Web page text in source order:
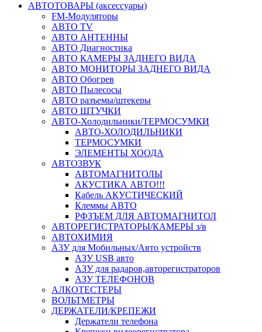
АВТОТОВАРЫ (аксессуары)
FM-Модуляторы
АВТО TV
АВТО АНТЕННЫ
АВТО Диагностика
АВТО КАМЕРЫ ЗАДНЕГО ВИДА
АВТО МОНИТОРЫ ЗАДНЕГО ВИДА
АВТО Обогрев
АВТО Пылесосы
АВТО разъемы/штекеры
АВТО ШТУЧКИ
АВТО-Холодильники/ТЕРМОСУМКИ
АВТО-ХОЛОДИЛЬНИКИ
ТЕРМОСУМКИ
ЭЛЕМЕНТЫ ХООДА
АВТОЗВУК
АВТОМАГНИТОЛЫ
АКУСТИКА АВТО!!!
Кабель АКУСТИЧЕСКИЙ
Клеммы АВТО
РФЗЪЕМ ДЛЯ АВТОМАГНИТОЛ
АВТОРЕГИСТРАТОРЫ/КАМЕРЫ з/в
АВТОХИМИЯ
АЗУ для Мобильных/Авто устройств
АЗУ USB авто
АЗУ для радаров,авторегистраторов
АЗУ ТЕЛЕФОНОВ
АЛКОТЕСТЕРЫ
ВОЛЬТМЕТРЫ
ДЕРЖАТЕЛИ/КРЕПЕЖИ
Держатели телефона